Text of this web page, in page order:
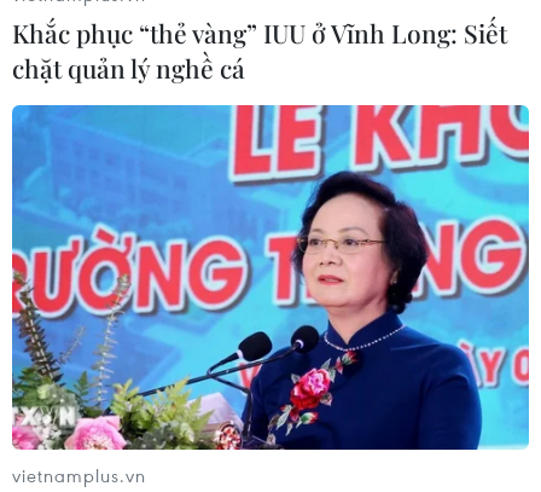
Cục diện ASEAN Cup:
Việt Nam quyết giành
ngôi đầu, Thái Lan vẫn
có thể bị loại
Lịch thi đấu ASEAN Cup
hướng đến ngôi đầu
Khắc phục “thẻ vàng” IUU ở Vĩnh Long: Siết
chặt quản lý nghề cá
vietnamplus.vn